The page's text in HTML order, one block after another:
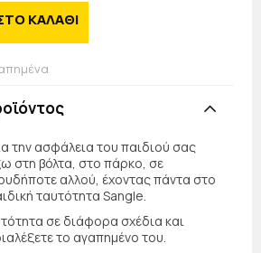
ΚΑΛΑΘΙ
την ασφάλεια του παιδιού σας
στη βόλτα, στο πάρκο, σε
αλλού, έχοντας πάντα στο
ταυτότητα Sangle.
σε διάφορα σχέδια και
το αγαπημένο του.